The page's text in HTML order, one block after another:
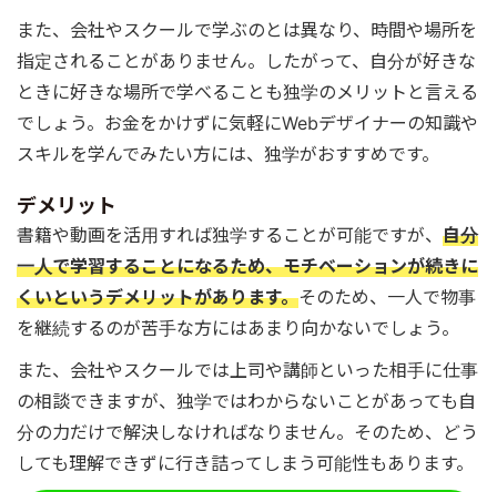
また、会社やスクールで学ぶのとは異なり、時間や場所を
指定されることがありません。したがって、自分が好きな
ときに好きな場所で学べることも独学のメリットと言える
でしょう。お金をかけずに気軽にWebデザイナーの知識や
スキルを学んでみたい方には、独学がおすすめです。
デメリット
書籍や動画を活用すれば独学することが可能ですが、 自分
一人で学習することになるため、モチベーションが続きに
くいというデメリットがあります。そのため、一人で物事
を継続するのが苦手な方にはあまり向かないでしょう。
また、会社やスクールでは上司や講師といった相手に仕事
の相談できますが、独学ではわからないことがあっても自
分の力だけで解決しなければなりません。そのため、どう
しても理解できずに行き詰ってしまう可能性もあります。